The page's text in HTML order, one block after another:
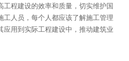
工程建设的效率和质量，切实维护国
工人员，每个人都应该了解施工管理
应用到实际工程建设中，推动建筑业